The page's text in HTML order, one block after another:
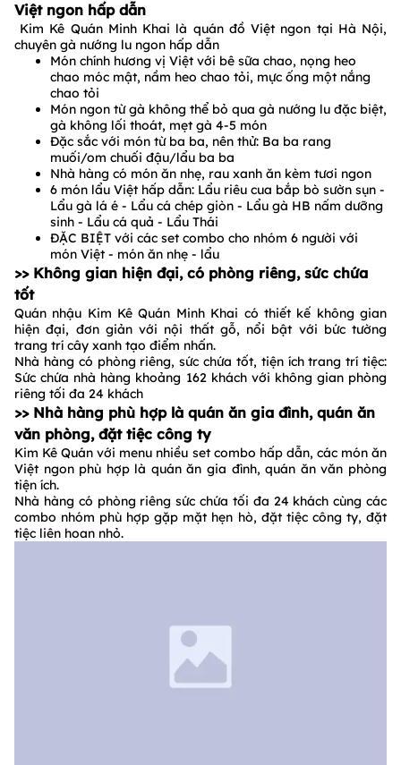
Việt ngon hấp dẫn
Kim Kê Quán Minh Khai là quán đồ Việt ngon tại Hà Nội,
chuyên gà nướng lu ngon hấp dẫn
Món chính hương vị Việt với bê sữa chao, nọng heo
chao móc mật, nầm heo chao tỏi, mực ống một nắng
chao tỏi
Món ngon từ gà không thể bỏ qua gà nướng lu đặc biệt,
gà không lối thoát, mẹt gà 4-5 món
Đặc sắc với món từ ba ba, nên thử: Ba ba rang
muối/om chuối đậu/lẩu ba ba
Nhà hàng có món ăn nhẹ, rau xanh ăn kèm tươi ngon
6 món lẩu Việt hấp dẫn: Lẩu riêu cua bắp bò sườn sụn -
Lẩu gà lá é - Lẩu cá chép giòn - Lẩu gà HB nấm dưỡng
sinh - Lẩu cá quả - Lẩu Thái
ĐẶC BIỆT với các set combo cho nhóm 6 người với
món Việt - món ăn nhẹ - lẩu
>> Không gian hiện đại, có phòng riêng, sức chứa
tốt
Quán nhậu Kim Kê Quán Minh Khai có thiết kế không gian
hiện đại, đơn giản với nội thất gỗ, nổi bật với bức tường
trang trí cây xanh tạo điểm nhấn.
Nhà hàng có phòng riêng, sức chứa tốt, tiện ích trang trí tiệc:
Sức chứa nhà hàng khoảng 162 khách với không gian phòng
riêng tối đa 24 khách
>> Nhà hàng phù hợp là quán ăn gia đình, quán ăn
văn phòng, đặt tiệc công ty
Kim Kê Quán với menu nhiều set combo hấp dẫn, các món ăn
Việt ngon phù hợp là quán ăn gia đình, quán ăn văn phòng
tiện ích.
Nhà hàng có phòng riêng sức chứa tối đa 24 khách cùng các
combo nhóm phù hợp gặp mặt hẹn hò, đặt tiệc công ty, đặt
tiệc liên hoan nhỏ.